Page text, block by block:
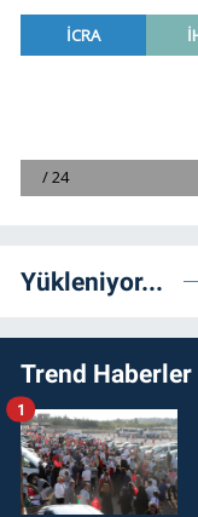
Yükleniyor...
Trend Haberler
1